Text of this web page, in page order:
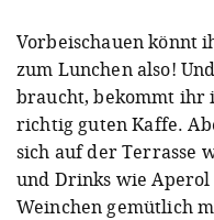
Vorbeischauen könnt
zum Lunchen also!
braucht, bekommt ihr
richtig guten Kaffe.
sich auf der Terrasse
und Drinks wie
Weinchen gemütlich